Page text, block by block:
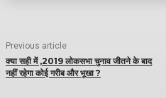
Previous article
क्या सही में ,2019 लोकसभा चुनाव जीतने के बाद
नहीं रहेगा कोई गरीब और भूखा ?